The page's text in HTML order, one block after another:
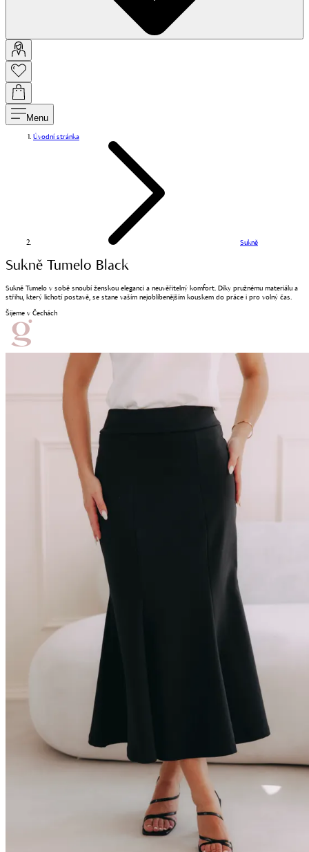
Menu
Úvodní stránka
Sukně
Sukně Tumelo Black
Sukně Tumelo v sobě snoubí ženskou eleganci a neuvěřitelný komfort. Díky pružnému materiálu a
střihu, který lichotí postavě, se stane vaším nejoblíbenějším kouskem do práce i pro volný čas.
Šijeme v Čechách